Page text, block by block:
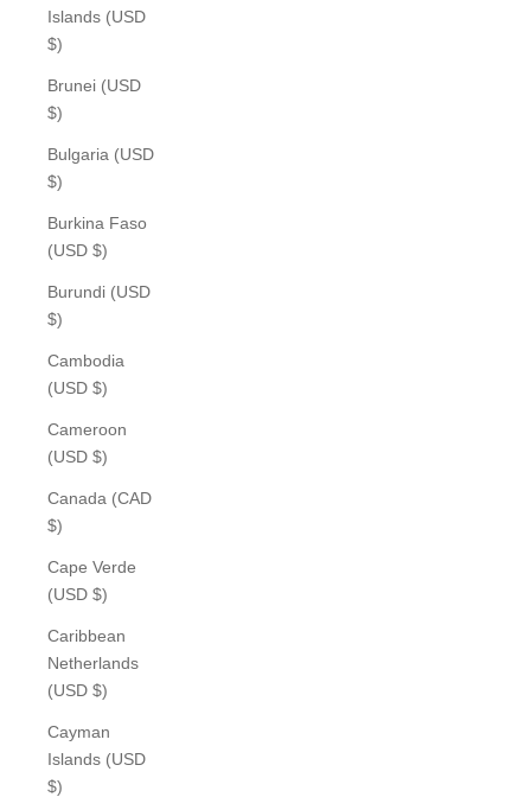
Islands (USD
$)
Brunei (USD
$)
Bulgaria (USD
$)
Burkina Faso
(USD $)
Burundi (USD
$)
Cambodia
(USD $)
Cameroon
(USD $)
Canada (CAD
$)
Cape Verde
(USD $)
Caribbean
Netherlands
(USD $)
Cayman
Islands (USD
$)